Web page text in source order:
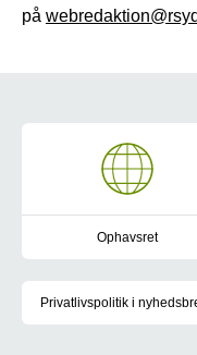
på
Ophavsret
Privatlivspolitik i